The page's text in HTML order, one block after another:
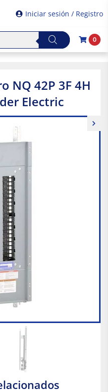
Iniciar sesión / Registro
0
NQ 42P 3F 4H
Electric